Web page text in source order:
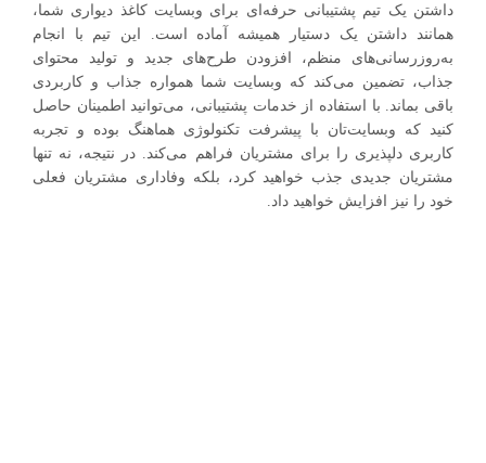
داشتن یک تیم پشتیبانی حرفه‌ای برای وبسایت کاغذ دیواری شما،
همانند داشتن یک دستیار همیشه آماده است. این تیم با انجام
به‌روزرسانی‌های منظم، افزودن طرح‌های جدید و تولید محتوای
جذاب، تضمین می‌کند که وبسایت شما همواره جذاب و کاربردی
باقی بماند. با استفاده از خدمات پشتیبانی، می‌توانید اطمینان حاصل
کنید که وبسایت‌تان با پیشرفت تکنولوژی هماهنگ بوده و تجربه
کاربری دلپذیری را برای مشتریان فراهم می‌کند. در نتیجه، نه تنها
مشتریان جدیدی جذب خواهید کرد، بلکه وفاداری مشتریان فعلی
خود را نیز افزایش خواهید داد.